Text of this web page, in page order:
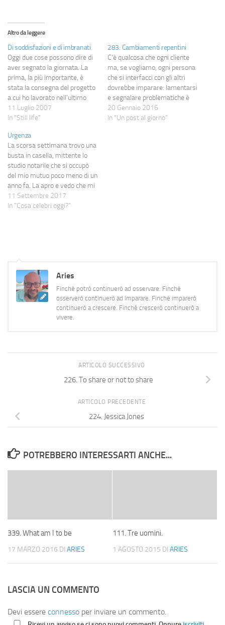
Altro da leggere
Di soddisfazioni e di imbranati
Oggi due cose possono dire di
aver segnato la giornata. La
prima, la più importante, è
stata la consegna del progetto
a cui ho lavorato nell'ultimo
mese e più: tutto andato alla
grande e, soprattutto, sembra
espansione; considerando che
si tratta del lavoro di cui,…
11 Luglio 2007
In "Still life"
283. Cambiamenti repentini
C'è qualcosa che ogni cliente
ma, se vogliamo, ogni persona
che si interfacci con gli altri
dovrebbe imparare: lamentarsi
e segnalare problematiche è
assolutamente legittimo ma
bisogna imparare a farlo con
20 Gennaio 2016
In "Un post al giorno"
Urgenza
La scorsa settimana trovo una
busta in casella, mittente lo
studio notarile che si occupò
del mio mutuo poco meno di un
anno fa. La apro e vedo che mi
chiedono la certificazione
relativa alla ritenuta d'acconto:
11 Settembre 2017
In "Cosa celebri oggi?"
Aries
Finché potrò continuerò ad osservare. Finché
osserverò continuerò ad imparare. Finché imparerò
continuerò a crescere. Finché crescerò continuerò a
vivere.
ARTICOLO SUCCESSIVO
226. To share or not to share
ARTICOLO PRECEDENTE
224. Jessica Jones
POTREBBERO INTERESSARTI ANCHE...
339. What am I to be
17 MARZO 2016 DI ARIES
111. Tre uomini.
1 AGOSTO 2015 DI ARIES
LASCIA UN COMMENTO
Devi essere connesso per inviare un commento.